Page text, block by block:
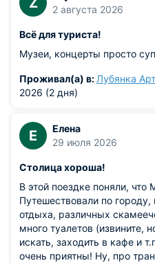
2 августа 2026
Всё для туриста!
Музеи, концерты просто
Проживал(а) в: Лубянка
2026 (2 дня)
Е
Елена
29 июля 2026
Столица хороша!
В этой поездке поняли,
Путешествовали по городу,
отдыха, различных
много туалетов (извините,
искать, заходить в кафе и
очень приятны! Ну, про